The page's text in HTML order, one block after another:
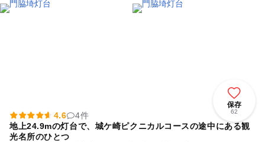
保存
62
4.6
4件
地上24.9mの灯台で、城ケ崎ピクニカルコースの途中にある観
光名所のひとつ